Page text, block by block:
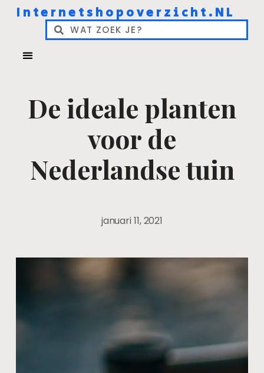
Internetshopoverzicht.NL
De ideale planten
voor de
Nederlandse tuin
januari 11, 2021